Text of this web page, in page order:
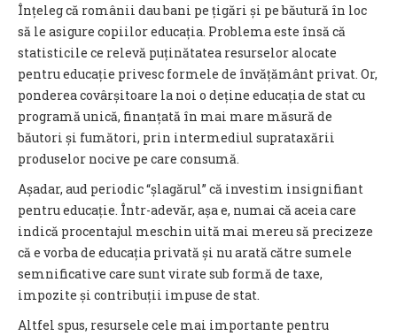
Înțeleg că românii dau bani pe țigări și pe băutură în loc
să le asigure copiilor educația. Problema este însă că
statisticile ce relevă puținătatea resurselor alocate
pentru educație privesc formele de învățământ privat. Or,
ponderea covârșitoare la noi o deține educația de stat cu
programă unică, finanțată în mai mare măsură de
băutori și fumători, prin intermediul suprataxării
produselor nocive pe care consumă.
Așadar, aud periodic “șlagărul” că investim insignifiant
pentru educație. Într-adevăr, așa e, numai că aceia care
indică procentajul meschin uită mai mereu să precizeze
că e vorba de educația privată și nu arată către sumele
semnificative care sunt virate sub formă de taxe,
impozite și contribuții impuse de stat.
Altfel spus, resursele cele mai importante pentru